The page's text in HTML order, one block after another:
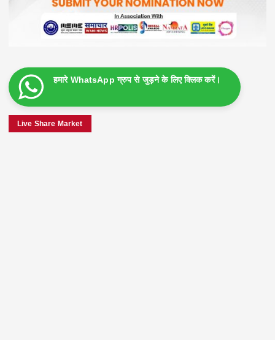
हमारे WhatsApp ग्रुप से जुड़ने के लिए क्लिक करें।
Live Share Market